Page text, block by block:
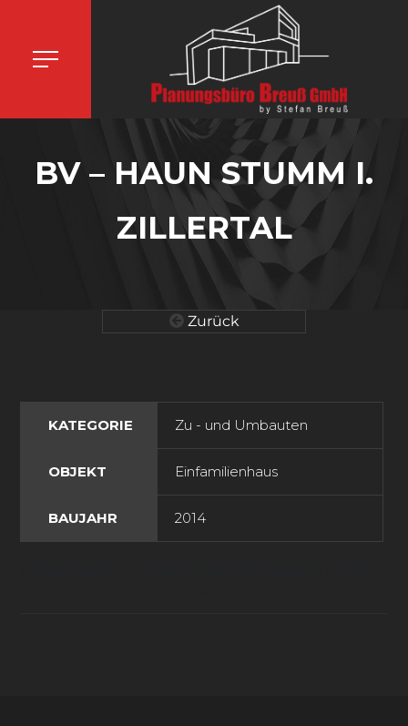
BV – HAUN STUMM I.
ZILLERTAL
Zurück
KATEGORIE Zu - und Umbauten
OBJEKT Einfamilienhaus
BAUJAHR 2014